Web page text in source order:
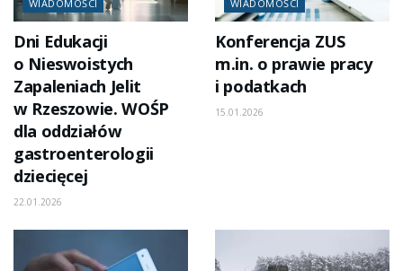
WIADOMOŚCI
Dni Edukacji
o Nieswoistych
Zapaleniach Jelit
w Rzeszowie. WOŚP
dla oddziałów
gastroenterologii
dziecięcej
22.01.2026
WIADOMOŚCI
Konferencja ZUS
m.in. o prawie pracy
i podatkach
15.01.2026